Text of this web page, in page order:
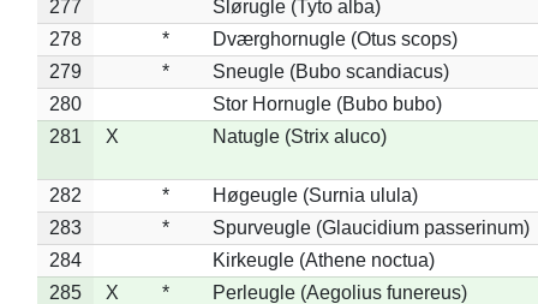
277
Slørugle (Tyto alba)
278
*
Dværghornugle (Otus scops)
279
*
Sneugle (Bubo scandiacus)
280
Stor Hornugle (Bubo bubo)
281
X Natugle (Strix aluco)
282 *
Høgeugle (Surnia ulula)
283
*
Spurveugle (Glaucidium passerinum)
284
Kirkeugle (Athene noctua)
285
X * Perleugle (Aegolius funereus)